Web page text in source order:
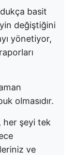
basit
değiştiğini
yönetiyor,
olmasıdır.
, her şeyi tek
ve